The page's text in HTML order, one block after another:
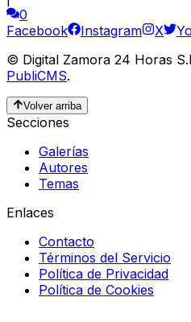
0
Facebook
Instagram X
© Digital Zamora 24 Horas
PubliCMS.
Volver arriba
Secciones
Galerías
Autores
Temas
Enlaces
Contacto
Términos del Servicio
Política de Privacidad
Política de Cookies